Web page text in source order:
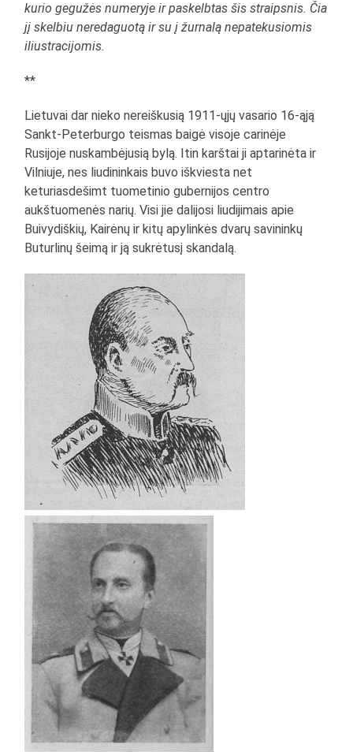
kurio gegužės numeryje ir paskelbtas šis straipsnis. Čia
jį skelbiu neredaguotą ir su į žurnalą nepatekusiomis
iliustracijomis.
**
Lietuvai dar nieko nereiškusią 1911-ųjų vasario 16-ąją
Sankt-Peterburgo teismas baigė visoje carinėje
Rusijoje nuskambėjusią bylą. Itin karštai ji aptarinėta ir
Vilniuje, nes liudininkais buvo iškviesta net
keturiasdešimt tuometinio gubernijos centro
aukštuomenės narių. Visi jie dalijosi liudijimais apie
Buivydiškių, Kairėnų ir kitų apylinkės dvarų savininkų
Buturlinų šeimą ir ją sukrėtusį skandalą.